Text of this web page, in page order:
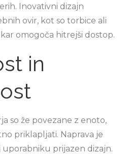
Inovativni dizajn
ovir, kot so torbice ali
omogoča hitrejši dostop.
in
so že povezane z enoto,
priklapljati. Naprava je
uporabniku prijazen dizajn.